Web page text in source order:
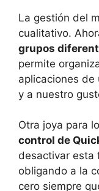
La gestión del
cualitativo.
grupos
permite
aplicaciones de
y a nuestro
Otra joya para
control de
desactivar esta
obligando a la
cero siempre